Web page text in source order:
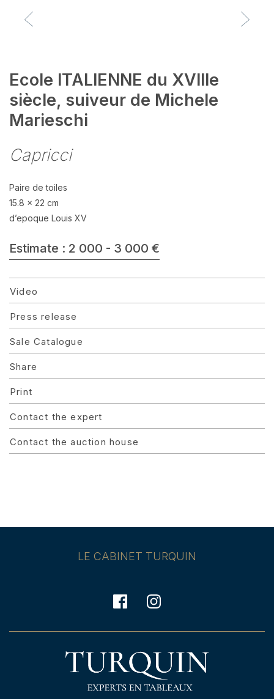
Ecole ITALIENNE du XVIIIe
siècle, suiveur de Michele
Marieschi
Capricci
Paire de toiles
15.8 x 22 cm
d’epoque Louis XV
Estimate : 2 000 - 3 000 €
Video
Press release
Sale Catalogue
Share
Print
Contact the expert
Contact the auction house
LE CABINET TURQUIN